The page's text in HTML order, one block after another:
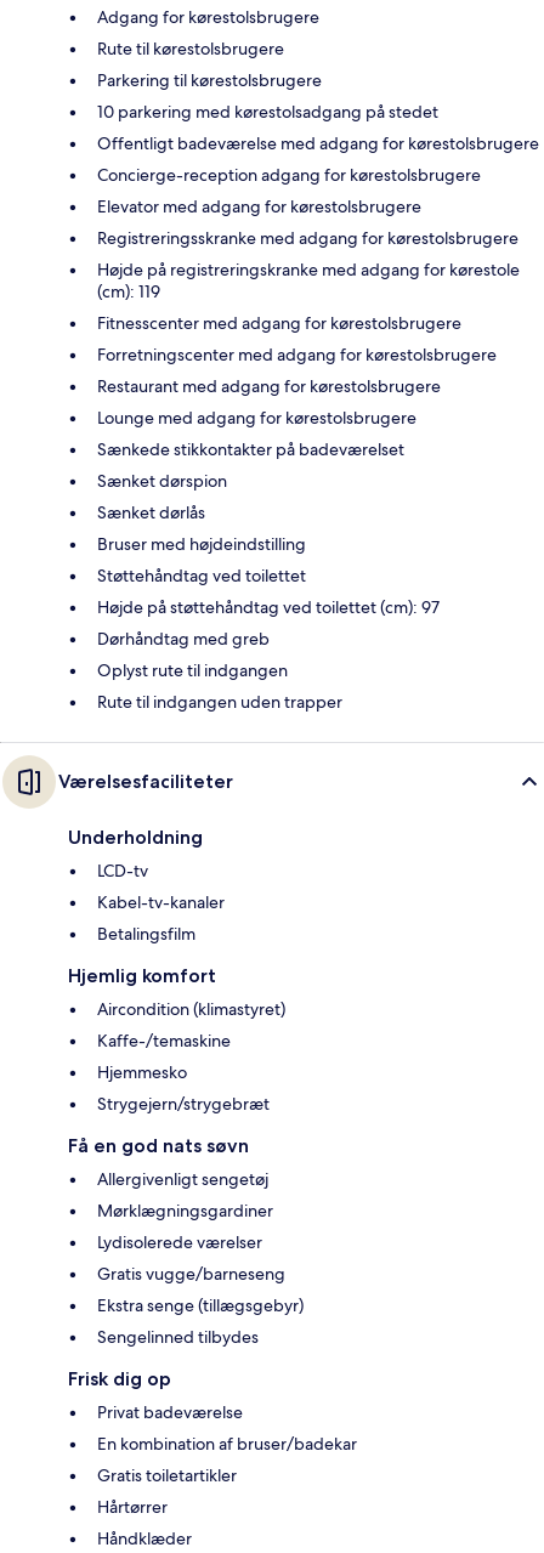
Adgang for kørestolsbrugere
Rute til kørestolsbrugere
Parkering til kørestolsbrugere
10 parkering med kørestolsadgang på stedet
Offentligt badeværelse med adgang for kørestolsbrugere
Concierge-reception adgang for kørestolsbrugere
Elevator med adgang for kørestolsbrugere
Registreringsskranke med adgang for kørestolsbrugere
Højde på registreringskranke med adgang for kørestole
(cm): 119
Fitnesscenter med adgang for kørestolsbrugere
Forretningscenter med adgang for kørestolsbrugere
Restaurant med adgang for kørestolsbrugere
Lounge med adgang for kørestolsbrugere
Sænkede stikkontakter på badeværelset
Sænket dørspion
Sænket dørlås
Bruser med højdeindstilling
Støttehåndtag ved toilettet
Højde på støttehåndtag ved toilettet (cm): 97
Dørhåndtag med greb
Oplyst rute til indgangen
Rute til indgangen uden trapper
Værelsesfaciliteter
Underholdning
LCD-tv
Kabel-tv-kanaler
Betalingsfilm
Hjemlig komfort
Aircondition (klimastyret)
Kaffe-/temaskine
Hjemmesko
Strygejern/strygebræt
Få en god nats søvn
Allergivenligt sengetøj
Mørklægningsgardiner
Lydisolerede værelser
Gratis vugge/barneseng
Ekstra senge (tillægsgebyr)
Sengelinned tilbydes
Frisk dig op
Privat badeværelse
En kombination af bruser/badekar
Gratis toiletartikler
Hårtørrer
Håndklæder